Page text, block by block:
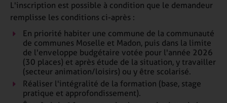
L'inscription est possible à condition que le demandeur
remplisse les conditions ci-après :
En priorité habiter une commune de la communauté
de communes Moselle et Madon, puis dans la limite
de l'enveloppe budgétaire votée pour l'année 2026
(30 places) et après étude de la situation, y travailler
(secteur animation/loisirs) ou y être scolarisé.
Réaliser l'intégralité de la formation (base, stage
pratique et approfondissement).